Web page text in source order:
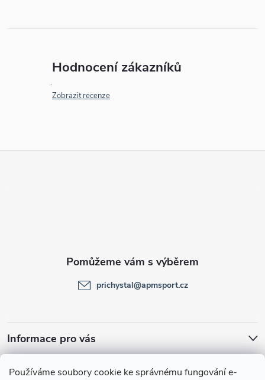
Používáme soubory cookie ke správnému fungování e-
Hodnocení zákazníků
Zobrazit recenze
Informace pro vás
prichystal@apmsport.cz
Facebook